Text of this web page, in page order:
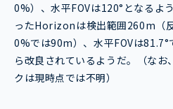
0%）、水平FOVは120°となるよ
ったHorizonは検出範囲260m（
0%では90m）、水平FOVは
ら改良されているようだ。（なお
クは現時点では不明）